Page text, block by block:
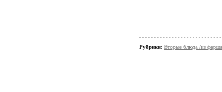
Рубрики: Вторые блюда /из фарша